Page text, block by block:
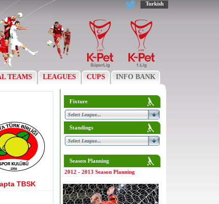
Turkish
TEAMS LEAGUES CUPS INFO BANK
TBSK
Fixture
Standings
Season Planning
2012 - 2013 Season Planning